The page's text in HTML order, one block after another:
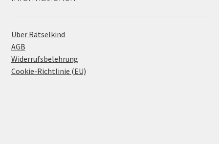
Über Rätselkind
AGB
Widerrufsbelehrung
Cookie-Richtlinie (EU)